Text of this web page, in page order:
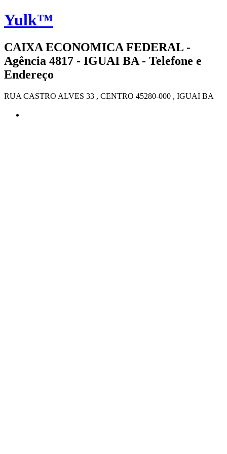
Yulk™
CAIXA ECONOMICA FEDERAL -
Agência 4817 - IGUAI BA - Telefone e
Endereço
RUA CASTRO ALVES 33 , CENTRO 45280-000 , IGUAI BA